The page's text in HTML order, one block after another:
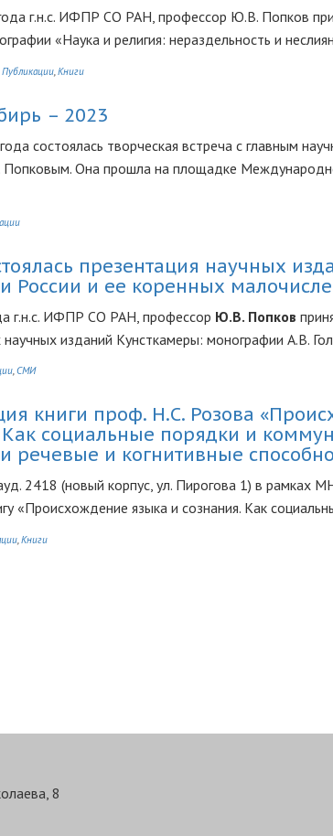
г.н.с. ИФПР СО РАН, профессор Ю.В. Попков
«Наука и религия: нераздельность и
Публикации Книги
– 2023
состоялась творческая встреча с главным
Она прошла на площадке
презентация научных
России и ее коренных
г.н.с. ИФПР СО РАН, профессор Ю.В. Попков
изданий Кунсткамеры: монографии А.В.
СМИ
книги проф. Н.С. Розова
Как социальные порядки и
речевые и когнитивные
2418 (новый корпус, ул. Пирогова 1) в рамках
«Происхождение языка и сознания. Как
Книги
8